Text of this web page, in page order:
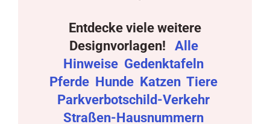
Entdecke viele weitere
Designvorlagen!
Alle
Hinweise Gedenktafeln
Pferde Hunde Katzen Tiere
Parkverbotschild-Verkehr
Straßen-Hausnummern